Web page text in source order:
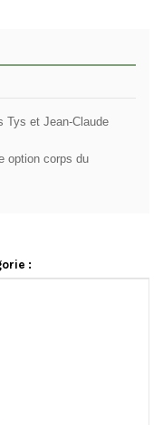
Tys et Jean-Claude
option corps du
: